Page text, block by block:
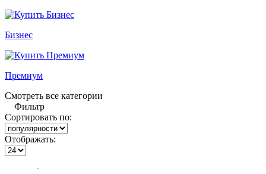
Бизнес
Премиум
Смотреть все категории
Фильтр
Сортировать по:
Отображать: